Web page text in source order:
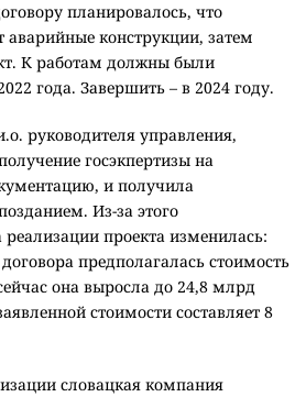
планировалось, что
конструкции, затем
К работам должны были
года. Завершить – в 2024 году.
руководителя управления,
госэкпертизы на
и получила
Из-за этого
проекта изменилась:
предполагалась стоимость
она выросла до 24,8 млрд
стоимости составляет 8
словацкая компания